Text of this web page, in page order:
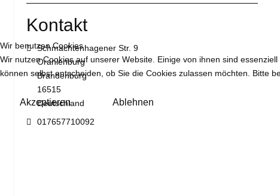
Kontakt
Adresse:
Schmachtenhagener Str. 9
Oranienburg
Brandenburg
16515
Deutschland
Mobil:
017657710092
Wir benutzen Cookies
Wir nutzen Cookies auf unserer Website. Einige von ihnen sind
können selbst entscheiden, ob Sie die Cookies zulassen möchten. Bitte
Akzeptieren Ablehnen